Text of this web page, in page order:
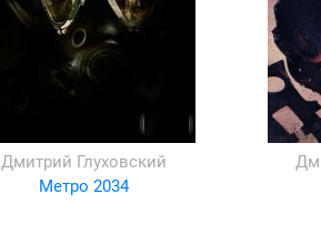
Дмитрий Глуховский
Метро 2034